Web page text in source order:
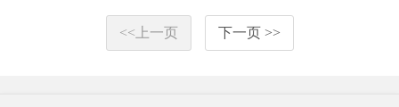
<<上一页 下一页 >>